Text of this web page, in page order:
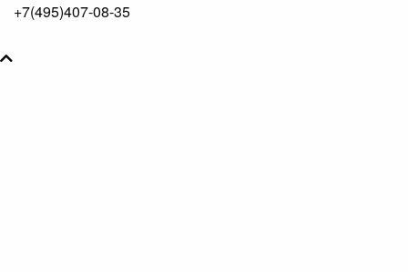
+7(495)407-08-35